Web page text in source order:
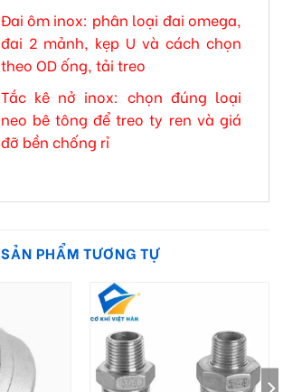
Đai ôm inox: phân loại đai omega,
đai 2 mảnh, kẹp U và cách chọn
theo OD ống, tải treo
Tắc kê nở inox: chọn đúng loại
neo bê tông để treo ty ren và giá
đỡ bền chống rỉ
SẢN PHẨM TƯƠNG TỰ